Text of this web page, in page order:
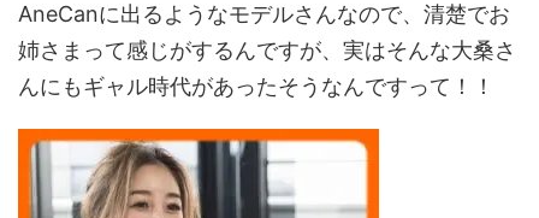
AneCanに出るようなモデルさんなので、清楚でお
姉さまって感じがするんですが、実はそんな大桑さ
んにもギャル時代があったそうなんですって！！